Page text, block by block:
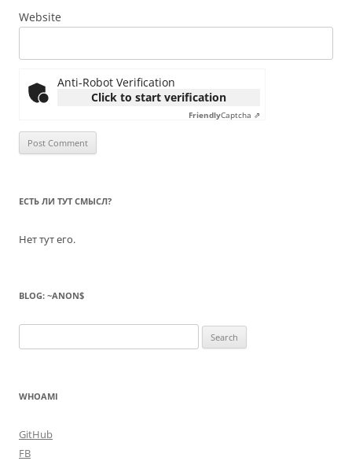
Website
Anti-Robot Verification
Click to start verification
FriendlyCaptcha ⇗
ЕСТЬ ЛИ ТУТ СМЫСЛ?
Нет тут его.
BLOG: ~ANON$
for:
WHOAMI
GitHub
FB